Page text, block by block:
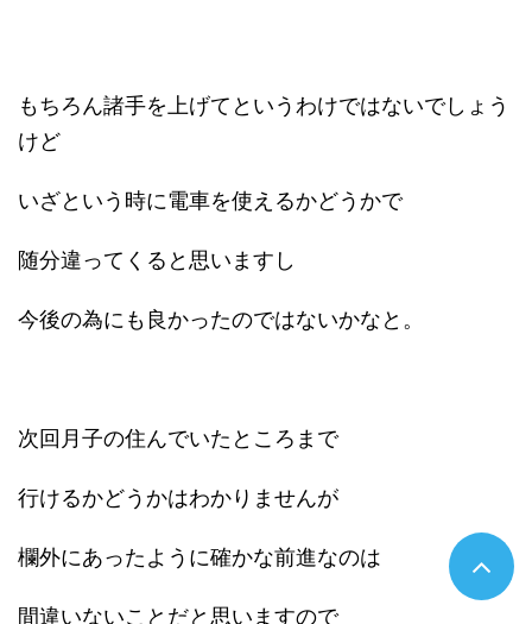
もちろん諸手を上げてというわけではないでしょう
けど
いざという時に電車を使えるかどうかで
随分違ってくると思いますし
今後の為にも良かったのではないかなと。
次回月子の住んでいたところまで
行けるかどうかはわかりませんが
欄外にあったように確かな前進なのは
間違いないことだと思いますので